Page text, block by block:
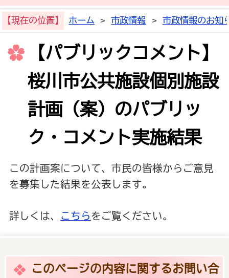
【現在の位置】 ホーム > 市政情報 > 市政情報のお知
【パブリックコメント】
桜川市公共施設個別施設
計画（案）のパブリッ
ク・コメント実施結果
この計画案について、市民の皆様からご意見
を募集した結果を公表します。
詳しくは、 こちら をご覧ください。
このページの内容に関するお問い合